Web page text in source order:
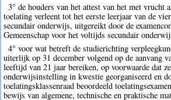
3° de houders van het attest van het met vrucht
toelating verleent tot het eerste leerjaar van de
secundair onderwijs, uitgereikt door de
Gemeenschap voor het voltijds secundair
4° voor wat betreft de studierichting
uiterlijk op 31 december volgend op de aanvang
leeftijd van 21 jaar bereiken, op voorwaarde dat
onderwijsinstelling in kwestie georganiseerd en
toelatingsklassenraad beoordeeld
bewijs van algemene, technische en praktische